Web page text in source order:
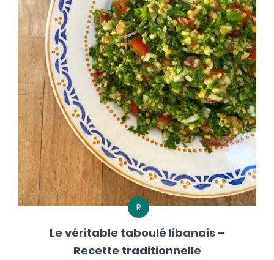
R
Le véritable taboulé libanais –
Recette traditionnelle